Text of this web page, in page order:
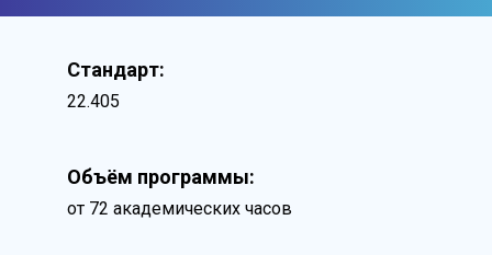
Стандарт:
22.405
Объём программы:
от 72 академических часов